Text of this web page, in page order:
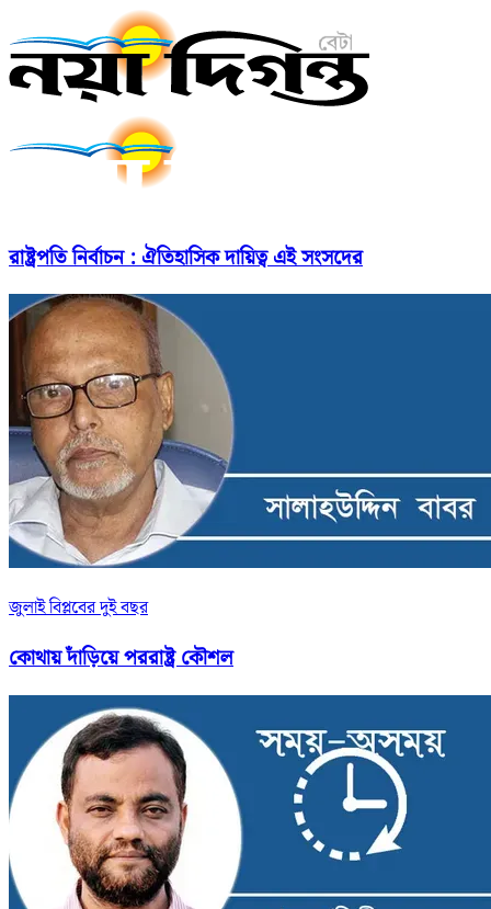
রাষ্ট্রপতি নির্বাচন : ঐতিহাসিক দায়িত্ব এই সংসদের
জুলাই বিপ্লবের দুই বছর
কোথায় দাঁড়িয়ে পররাষ্ট্র কৌশল